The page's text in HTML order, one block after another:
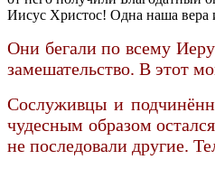
Иисус Христос! Одна наша вера
Они бегали по всему
замешательство. В этот
Сослуживцы и
чудесным образом
не последовали другие.